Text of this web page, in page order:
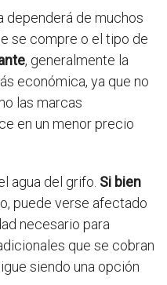
dependerá de muchos
se compre o el tipo de
, generalmente la
económica, ya que no
las marcas
en un menor precio
agua del grifo. Si bien
puede verse afectado
necesario para
que se cobran
siendo una opción